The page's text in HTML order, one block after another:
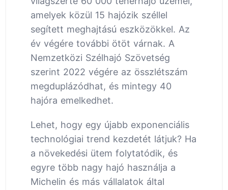
amelyek közül 15 hajózik széllel
segített meghajtású eszközökkel. Az
év végére további ötöt várnak. A
Nemzetközi Szélhajó Szövetség
szerint 2022 végére az összlétszám
megduplázódhat, és mintegy 40
hajóra emelkedhet.
Lehet, hogy egy újabb exponenciális
technológiai trend kezdetét látjuk? Ha
a növekedési ütem folytatódik, és
egyre több nagy hajó használja a
Michelin és más vállalatok által